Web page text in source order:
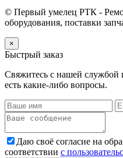
© Первый умелец РТК -
оборудования, поставки
×
Быстрый заказ
Свяжитесь с нашей службой
есть какие-либо вопросы.
Даю своё согласие на
соответствии с